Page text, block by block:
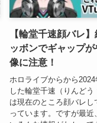
【輪堂千速顔バレ
ッボンでギャップ
像に注意！
ホロライブからから
した輪堂千速（りんど
は現在のところ顔バレ
っています。ですが最